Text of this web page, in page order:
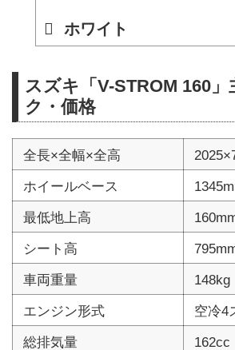
ホワイト
スズキ「V-STROM 160」
ク・価格
全長×全幅×全高
ホイールベース
最低地上高
シート高
車両重量
148kg
エンジン形式
空冷4
総排気量
162cc